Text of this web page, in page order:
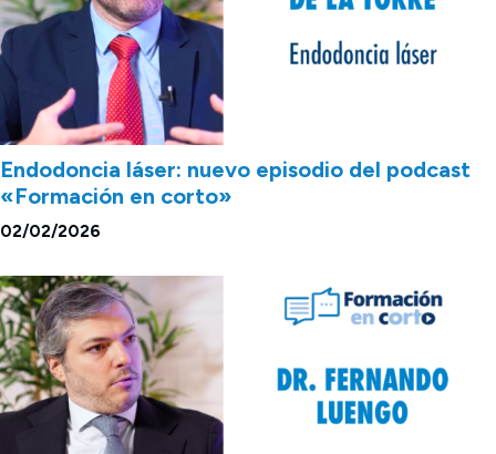
Endodoncia láser: nuevo episodio del podcast
«Formación en corto»
02/02/2026